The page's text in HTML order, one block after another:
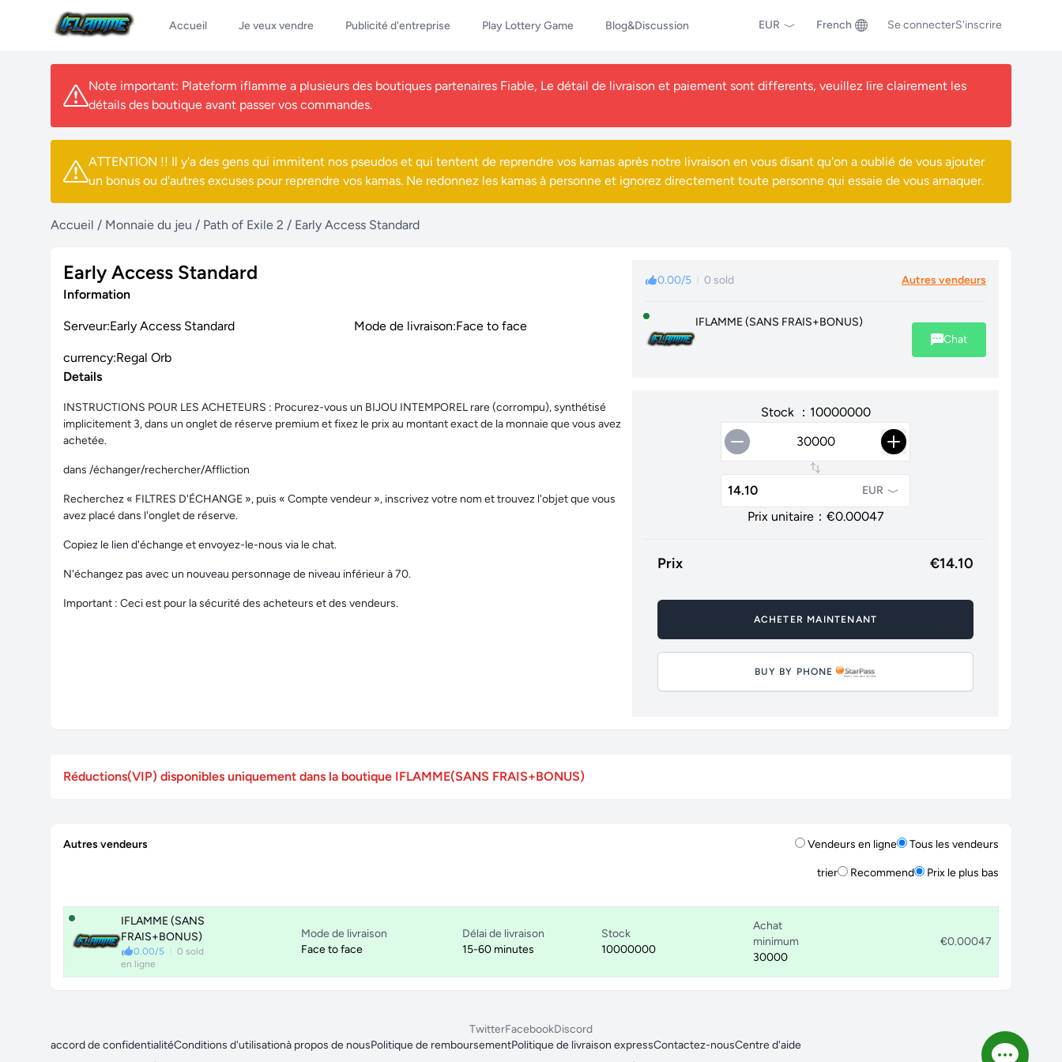
Accueil Je veux vendre Publicité d'entreprise Play Lottery Game Blog&Discussion EUR French Se connecterS'inscrire
Note important: Plateform iflamme a plusieurs des boutiques partenaires Fiable, Le détail de livraison et paiement sont differents, veuillez lire clairement les
détails des boutique avant passer vos commandes.
ATTENTION !! Il y'a des gens qui immitent nos pseudos et qui tentent de reprendre vos kamas après notre livraison en vous disant qu'on a oublié de vous ajouter
un bonus ou d'autres excuses pour reprendre vos kamas. Ne redonnez les kamas à personne et ignorez directement toute personne qui essaie de vous arnaquer.
Accueil / Monnaie du jeu / Path of Exile 2 / Early Access Standard
Early Access Standard
Information
Serveur:Early Access Standard Mode de livraison:Face to face
currency:Regal Orb
Details
INSTRUCTIONS POUR LES ACHETEURS : Procurez-vous un BIJOU INTEMPOREL rare (corrompu), synthétisé
implicitement 3, dans un onglet de réserve premium et fixez le prix au montant exact de la monnaie que vous avez
achetée.
dans /échanger/rechercher/Affliction
Recherchez « FILTRES D'ÉCHANGE », puis « Compte vendeur », inscrivez votre nom et trouvez l'objet que vous
avez placé dans l'onglet de réserve.
Copiez le lien d'échange et envoyez-le-nous via le chat.
N'échangez pas avec un nouveau personnage de niveau inférieur à 70.
Important : Ceci est pour la sécurité des acheteurs et des vendeurs.
0.00/5 0 sold Autres vendeurs
IFLAMME (SANS FRAIS+BONUS)
Chat
Stock ：10000000
EUR
Prix unitaire：€0.00047
Prix €14.10
ACHETER MAINTENANT
BUY BY PHONE
Réductions(VIP) disponibles uniquement dans la boutique IFLAMME(SANS FRAIS+BONUS)
Autres vendeurs Vendeurs en ligne Tous les vendeurs
trier Recommend Prix le plus bas
IFLAMME (SANS
FRAIS+BONUS)
0.00/5
0 sold
en ligne
Mode de livraison
Face to face
Délai de livraison
15-60 minutes
Stock
10000000
Achat
minimum
30000
€0.00047
TwitterFacebookDiscord
accord de confidentialitéConditions d'utilisationà propos de nousPolitique de remboursementPolitique de livraison expressContactez-nousCentre d'aide